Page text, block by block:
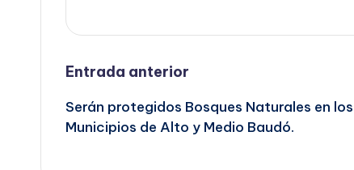
Navegación
de
Entrada anterior
Serán protegidos Bosques Naturales en los
Municipios de Alto y Medio Baudó.